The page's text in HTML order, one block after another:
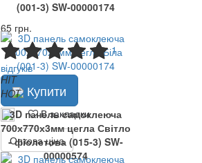
(001-3) SW-00000174
65 грн.
1
відгуків
Купити
В закладки
Оптова ціна
HIT
HOT
3D панель самоклеюча
700х770х3мм цегла Світло
- фіолетова (015-3) SW-
00000574